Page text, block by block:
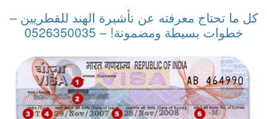
كل ما تحتاج معرفته عن تأشيرة الهند للقطريين –
خطوات بسيطة ومضمونة! – 0526350035